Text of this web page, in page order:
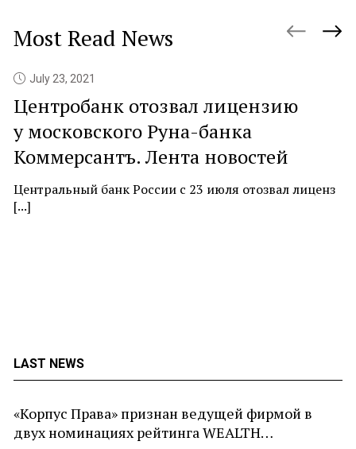
LAST NEWS
«Корпус Права» признан ведущей фирмой в
двух номинациях рейтинга WEALTH…
Most Read News
July 23, 2021
Центробанк отозвал лицензию
у московского Руна-банка
Коммерсантъ. Лента новостей
Центральный банк России с 23 июля отозвал лиценз
[...]